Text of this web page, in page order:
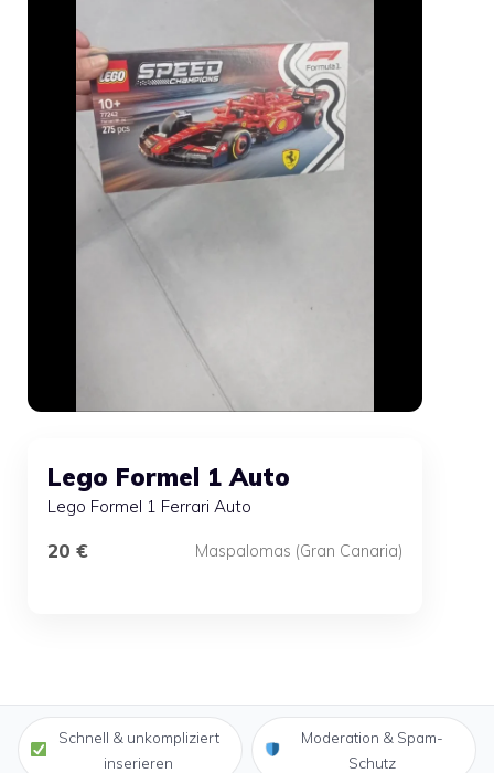
Lego Formel 1 Auto
Lego Formel 1 Ferrari Auto
20 € Maspalomas (Gran Canaria)
Schnell & unkompliziert
inserieren
Moderation & Spam-
Schutz